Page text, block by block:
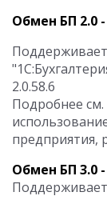
Обмен БП 2.0 -
2.0.58.6
Подробнее
предприятия,
Обмен БП 3.0 -